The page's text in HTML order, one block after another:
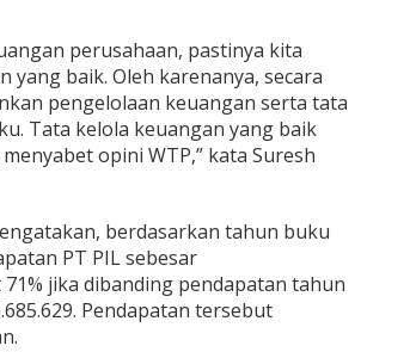
perusahaan, pastinya kita
yang baik. Oleh karenanya, secara
pengelolaan keuangan serta tata
Tata kelola keuangan yang baik
opini WTP,” kata Suresh
berdasarkan tahun buku
PT PIL sebesar
71% jika dibanding pendapatan tahun
Pendapatan tersebut